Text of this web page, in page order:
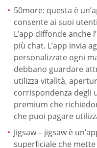
50more: questa è
consente ai suoi
L’app diffonde anche
più chat. L’app invia
personalizzate ogni
debbano guardare
utilizza vitalità,
corrispondenza degli
premium che
che puoi pagare
Jigsaw – jigsaw è
superficiale che